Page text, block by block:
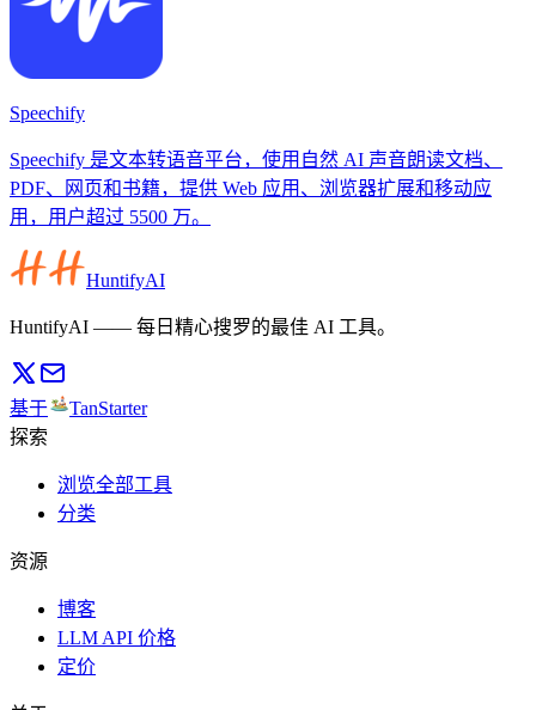
Speechify
Speechify 是文本转语音平台，使用自然 AI 声音朗读文档、
PDF、网页和书籍，提供 Web 应用、浏览器扩展和移动应
用，用户超过 5500 万。
HuntifyAI
HuntifyAI —— 每日精心搜罗的最佳 AI 工具。
基于
TanStarter
探索
浏览全部工具
分类
资源
博客
LLM API 价格
定价